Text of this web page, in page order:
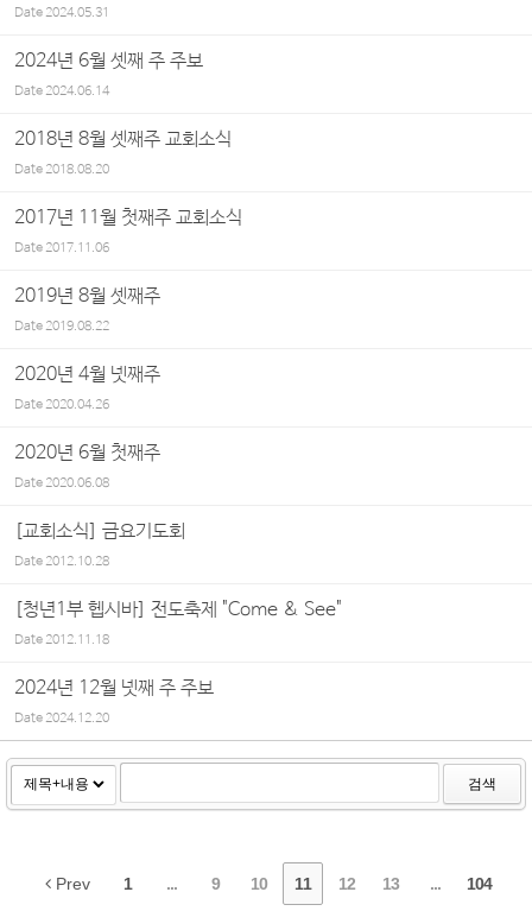
Date2024.05.31
2024년 6월 셋째 주 주보
Date2024.06.14
2018년 8월 셋째주 교회소식
Date2018.08.20
2017년 11월 첫째주 교회소식
Date2017.11.06
2019년 8월 셋째주
Date2019.08.22
2020년 4월 넷째주
Date2020.04.26
2020년 6월 첫째주
Date2020.06.08
[교회소식] 금요기도회
Date2012.10.28
[청년1부 헵시바] 전도축제 "Come & See"
Date2012.11.18
2024년 12월 넷째 주 주보
Date2024.12.20
검색
Prev 1 ... 9 10 11 12 13 ... 104